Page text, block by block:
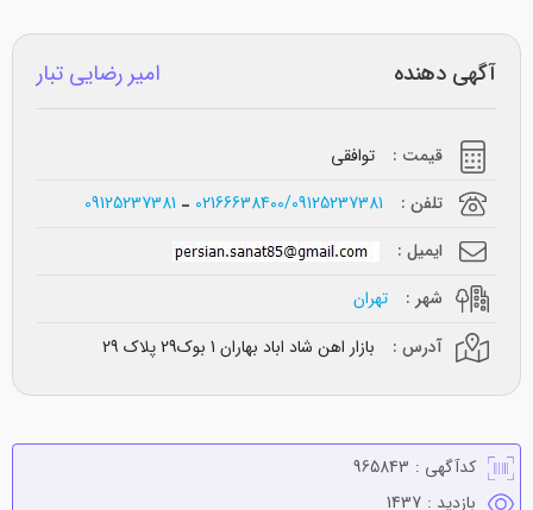
آگهی دهنده امیر رضایی تبار
قیمت :
توافقی
تلفن :
02166638400/09125237381
09125237381
ایمیل :
شهر :
تهران
آدرس :
بازار اهن شاد اباد بهاران 1 بوک29 پلاک 29
کدآگهی : 965843
بازدید : 1437